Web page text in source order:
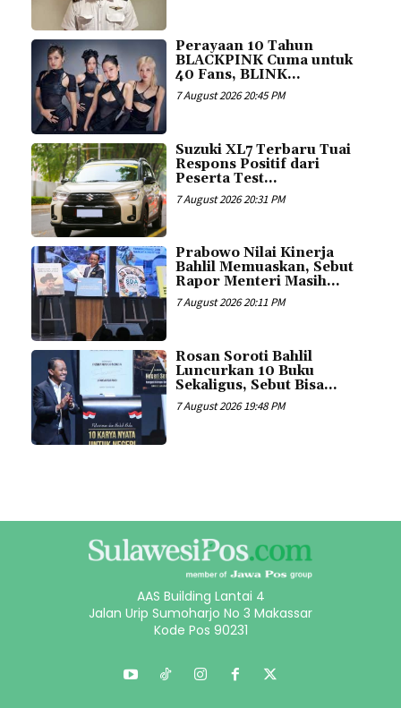
Perayaan 10 Tahun
BLACKPINK Cuma untuk
40 Fans, BLINK...
7 August 2026 20:45 PM
Suzuki XL7 Terbaru Tuai
Respons Positif dari
Peserta Test...
7 August 2026 20:31 PM
Prabowo Nilai Kinerja
Bahlil Memuaskan, Sebut
Rapor Menteri Masih...
7 August 2026 20:11 PM
Rosan Soroti Bahlil
Luncurkan 10 Buku
Sekaligus, Sebut Bisa...
7 August 2026 19:48 PM
AAS Building Lantai 4
Jalan Urip Sumoharjo No 3 Makassar
Kode Pos 90231